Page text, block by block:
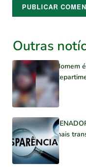
Outras
Homem
mais